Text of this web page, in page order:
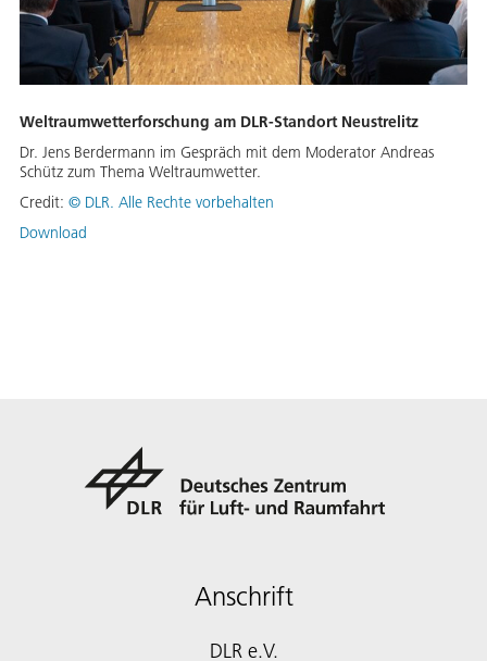
Weltraumwetterforschung am DLR-Standort Neustrelitz
Dr. Jens Berdermann im Gespräch mit dem Moderator Andreas
Schütz zum Thema Weltraumwetter.
Credit: © DLR. Alle Rechte vorbehalten
Download
Anschrift
DLR e.V.